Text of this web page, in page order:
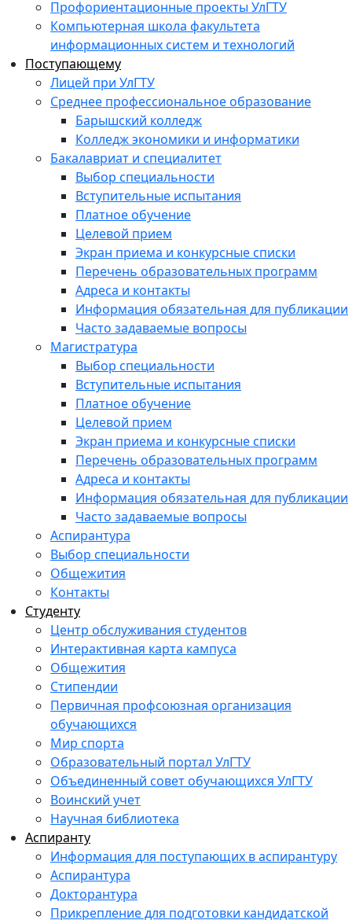
Профориентационные проекты УлГТУ
Компьютерная школа факультета
информационных систем и технологий
Поступающему
Лицей при УлГТУ
Среднее профессиональное образование
Барышский колледж
Колледж экономики и информатики
Бакалавриат и специалитет
Выбор специальности
Вступительные испытания
Платное обучение
Целевой прием
Экран приема и конкурсные списки
Перечень образовательных программ
Адреса и контакты
Информация обязательная для публикации
Часто задаваемые вопросы
Магистратура
Выбор специальности
Вступительные испытания
Платное обучение
Целевой прием
Экран приема и конкурсные списки
Перечень образовательных программ
Адреса и контакты
Информация обязательная для публикации
Часто задаваемые вопросы
Аспирантура
Выбор специальности
Общежития
Контакты
Студенту
Центр обслуживания студентов
Интерактивная карта кампуса
Общежития
Стипендии
Первичная профсоюзная организация
обучающихся
Мир спорта
Образовательный портал УлГТУ
Объединенный совет обучающихся УлГТУ
Воинский учет
Научная библиотека
Аспиранту
Информация для поступающих в аспирантуру
Аспирантура
Докторантура
Прикрепление для подготовки кандидатской